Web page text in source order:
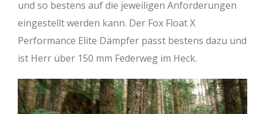
und so bestens auf die jeweiligen Anforderungen
eingestellt werden kann. Der Fox Float X
Performance Elite Dämpfer passt bestens dazu und
ist Herr über 150 mm Federweg im Heck.